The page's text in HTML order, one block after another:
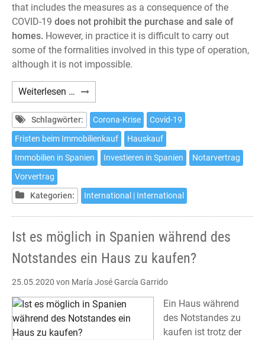
that includes the measures as a consequence of the
COVID-19 does not prohibit the purchase and sale of
homes. However, in practice it is difficult to carry out
some of the formalities involved in this type of operation,
although it is not impossible.
Weiterlesen … Is
it
possible
to
buy
a
in
Spain
during
the
of
Sanitary
Schlagwörter: Corona-Krise
Covid-19
Fristen beim Immobilienkauf
Hauskauf
Immobilien in Spanien
Investieren in Spanien
Notarvertrag
Vorvertrag
Kategorien:
International | International
Ist es möglich in Spanien während des
Notstandes ein Haus zu kaufen?
25.05.2020 von María José García Garrido
Ein Haus während
des Notstandes zu
kaufen ist trotz der